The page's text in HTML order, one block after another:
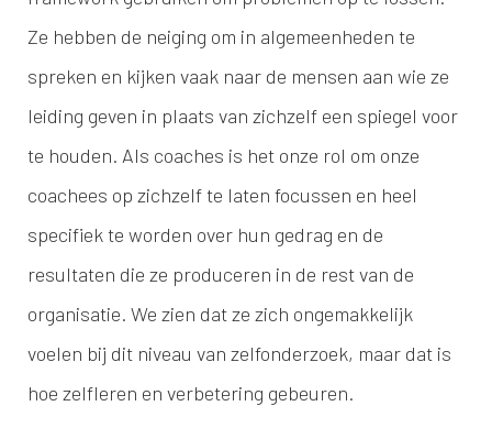
Ze hebben de neiging om in algemeenheden te
spreken en kijken vaak naar de mensen aan wie ze
leiding geven in plaats van zichzelf een spiegel voor
te houden. Als coaches is het onze rol om onze
coachees op zichzelf te laten focussen en heel
specifiek te worden over hun gedrag en de
resultaten die ze produceren in de rest van de
organisatie. We zien dat ze zich ongemakkelijk
voelen bij dit niveau van zelfonderzoek, maar dat is
hoe zelfleren en verbetering gebeuren.